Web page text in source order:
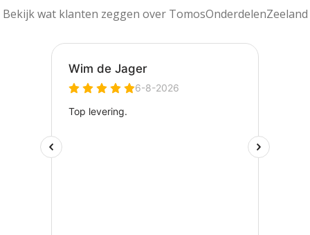
Bekijk wat klanten zeggen over TomosOnderdelenZeeland